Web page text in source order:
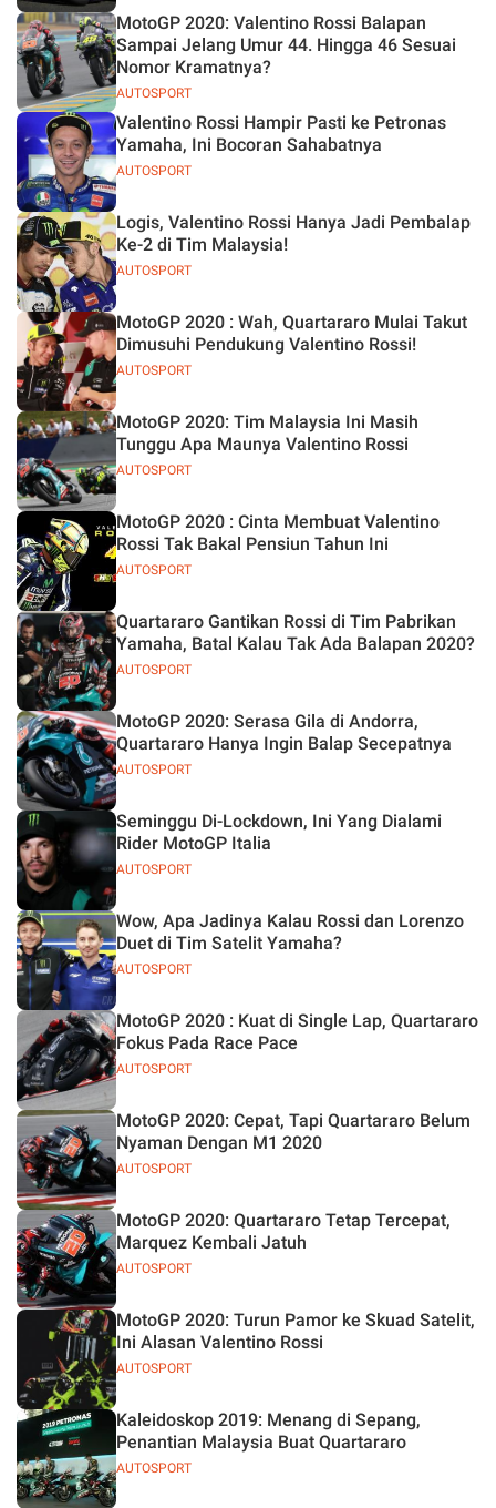
AUTOSPORT
MotoGP 2020: Valentino Rossi Balapan
Sampai Jelang Umur 44. Hingga 46 Sesuai
Nomor Kramatnya?
AUTOSPORT
Valentino Rossi Hampir Pasti ke Petronas
Yamaha, Ini Bocoran Sahabatnya
AUTOSPORT
Logis, Valentino Rossi Hanya Jadi Pembalap
Ke-2 di Tim Malaysia!
AUTOSPORT
MotoGP 2020 : Wah, Quartararo Mulai Takut
Dimusuhi Pendukung Valentino Rossi!
AUTOSPORT
MotoGP 2020: Tim Malaysia Ini Masih
Tunggu Apa Maunya Valentino Rossi
AUTOSPORT
MotoGP 2020 : Cinta Membuat Valentino
Rossi Tak Bakal Pensiun Tahun Ini
AUTOSPORT
Quartararo Gantikan Rossi di Tim Pabrikan
Yamaha, Batal Kalau Tak Ada Balapan 2020?
AUTOSPORT
MotoGP 2020: Serasa Gila di Andorra,
Quartararo Hanya Ingin Balap Secepatnya
AUTOSPORT
Seminggu Di-Lockdown, Ini Yang Dialami
Rider MotoGP Italia
AUTOSPORT
Wow, Apa Jadinya Kalau Rossi dan Lorenzo
Duet di Tim Satelit Yamaha?
AUTOSPORT
MotoGP 2020 : Kuat di Single Lap, Quartararo
Fokus Pada Race Pace
AUTOSPORT
MotoGP 2020: Cepat, Tapi Quartararo Belum
Nyaman Dengan M1 2020
AUTOSPORT
MotoGP 2020: Quartararo Tetap Tercepat,
Marquez Kembali Jatuh
AUTOSPORT
MotoGP 2020: Turun Pamor ke Skuad Satelit,
Ini Alasan Valentino Rossi
AUTOSPORT
Kaleidoskop 2019: Menang di Sepang,
Penantian Malaysia Buat Quartararo